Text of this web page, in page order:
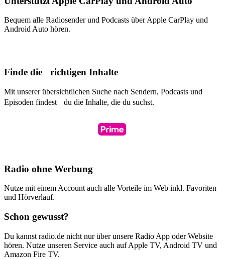
Bequem alle Radiosender und Podcasts über Apple CarPlay und
Android Auto hören.
Finde die richtigen Inhalte
Mit unserer übersichtlichen Suche nach Sendern, Podcasts und
Episoden findest du die Inhalte, die du suchst.
Radio ohne Werbung
Nutze mit einem Account auch alle Vorteile im Web inkl. Favoriten
und Hörverlauf.
Schon gewusst?
Du kannst radio.de nicht nur über unsere Radio App oder Website
hören. Nutze unseren Service auch auf Apple TV, Android TV und
Amazon Fire TV.